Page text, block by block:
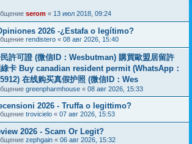
serom « 13 июл 2018, 09:24
2026 -¿Estafa o legítimo?
rendistero « 08 авг 2026, 15:40
許可證 (微信ID：Wesbutman) 購買歐盟居留許
卡 Buy canadian resident permit (WhatsApp：
在线购买真假护照 (微信ID：Wes
greenpharmhouse « 08 авг 2026, 15:33
2026 - Truffa o legittimo?
trovicielo « 07 авг 2026, 15:53
2026 - Scam Or Legit?
zephgain « 06 авг 2026, 15:32